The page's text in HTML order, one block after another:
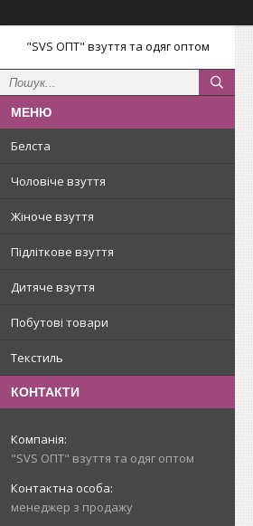
"SVS ОПТ" взуття та одяг оптом
Белста
Чоловіче взуття
Жіноче взуття
Підліткове взуття
Дитяче взуття
Побутові товари
Текстиль
КОНТАКТИ
"SVS ОПТ" взуття та одяг оптом
менеджер з продажу